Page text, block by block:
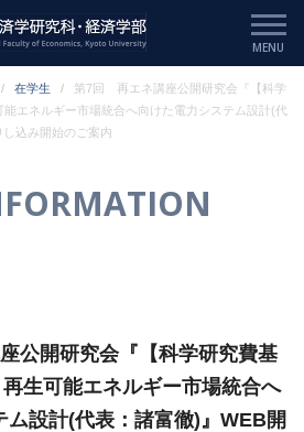
在学生
第7回 再エネ講座公開研究会『【科学
エネルギー市場統合へ向けた電力システム設計(代
込み開始のご案内
公開研究会『【科学研究費基
生可能エネルギー市場統合へ
ム設計(代表：諸富徹)』WEB開